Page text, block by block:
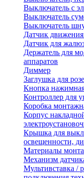
Выключатель с
Выключатель
Выключатель
Датчик
Датчик для
Держатель для
аппаратов
Диммер
Заглушка для
Кнопка
Контроллер для
Коробка
Корпус
Крышка для
освещенности,
Материалы
Механизм
Мультивставка /